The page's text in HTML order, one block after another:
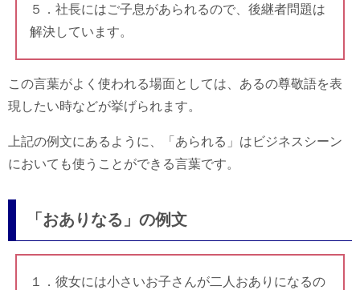
５．社長にはご子息があられるので、後継者問題は
解決しています。
この言葉がよく使われる場面としては、あるの尊敬語を表
現したい時などが挙げられます。
上記の例文にあるように、「あられる」はビジネスシーン
においても使うことができる言葉です。
「おありなる」の例文
１．彼女には小さいお子さんが二人おありになるの